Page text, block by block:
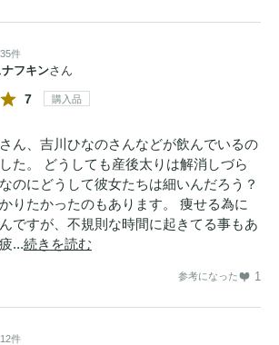
35件
フキンさん
7 購入品
ん、吉川ひなのさんなどが飲んでいるの
た。 どうしても産後太りは解消しづら
のにどうして彼女たちは細いんだろう？
りたかったのもあります。 痩せる為に
ですが、不規則な時間に起きてる事もあ
...続きを読む
参考になった 1
12件